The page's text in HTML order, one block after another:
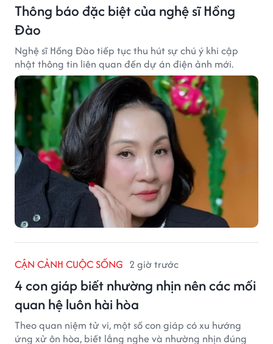
Thông báo đặc biệt của nghệ sĩ Hồng
Đào
Nghệ sĩ Hồng Đào tiếp tục thu hút sự chú ý khi cập
nhật thông tin liên quan đến dự án điện ảnh mới.
CẬN CẢNH CUỘC SỐNG 2 giờ trước
4 con giáp biết nhường nhịn nên các mối
quan hệ luôn hài hòa
Theo quan niệm tử vi, một số con giáp có xu hướng
ứng xử ôn hòa, biết lắng nghe và nhường nhịn đúng